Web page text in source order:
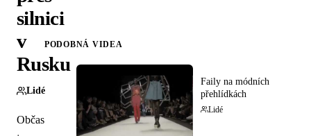
silnici
v
Rusku
Lidé
Občas
PODOBNÁ VIDEA
Faily na módních
přehlídkách
Lidé